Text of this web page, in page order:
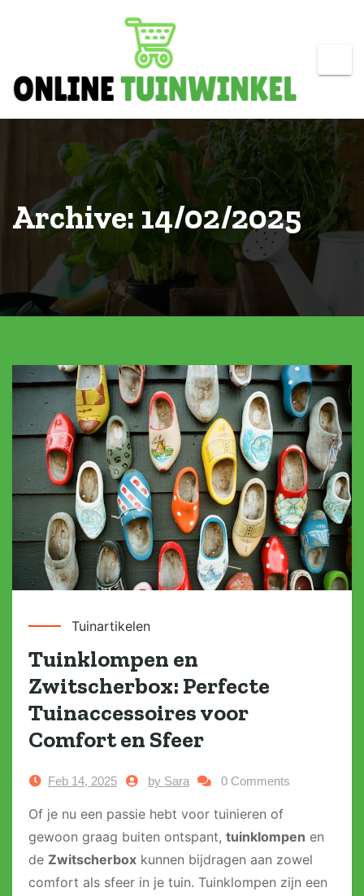
Archive: 14/02/2025
Tuinartikelen
Tuinklompen en
Zwitscherbox: Perfecte
Tuinaccessoires voor
Comfort en Sfeer
Feb 14, 2025 by Sara 0 Comments
Of je nu een passie hebt voor tuinieren of
gewoon graag buiten ontspant, tuinklompen en
de Zwitscherbox kunnen bijdragen aan zowel
comfort als sfeer in je tuin. Tuinklompen zijn een